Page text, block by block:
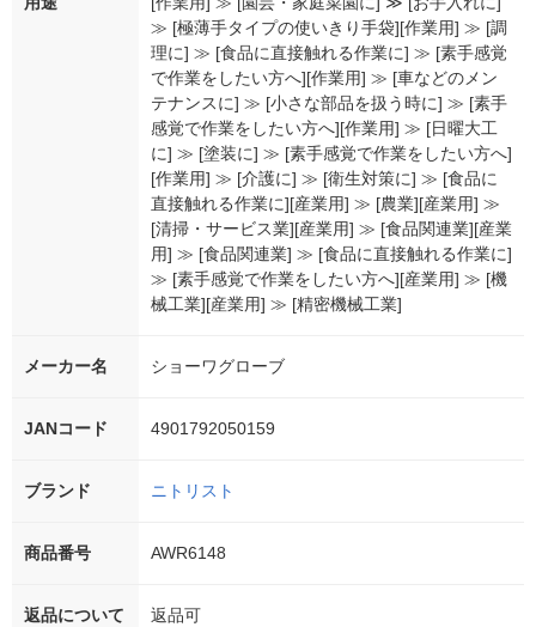
≫ [極薄手タイプの使いきり手袋][作業用] ≫ [調
理に] ≫ [食品に直接触れる作業に] ≫ [素手感覚
で作業をしたい方へ][作業用] ≫ [車などのメン
テナンスに] ≫ [小さな部品を扱う時に] ≫ [素手
感覚で作業をしたい方へ][作業用] ≫ [日曜大工
に] ≫ [塗装に] ≫ [素手感覚で作業をしたい方へ]
[作業用] ≫ [介護に] ≫ [衛生対策に] ≫ [食品に
直接触れる作業に][産業用] ≫ [農業][産業用] ≫
[清掃・サービス業][産業用] ≫ [食品関連業][産業
用] ≫ [食品関連業] ≫ [食品に直接触れる作業に]
≫ [素手感覚で作業をしたい方へ][産業用] ≫ [機
械工業][産業用] ≫ [精密機械工業]
メーカー名 ショーワグローブ
JANコード 4901792050159
ブランド ニトリスト
商品番号 AWR6148
返品について
返品可